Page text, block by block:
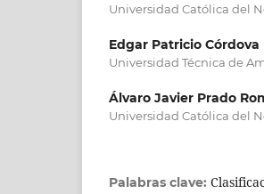
Universidad Católica del
Edgar Patricio Córdova
Universidad Técnica de
Álvaro Javier Prado
Universidad Católica del
Palabras clave: